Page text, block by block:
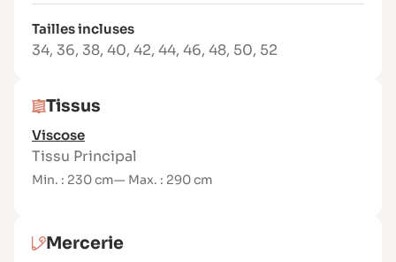
Points techniques abordés :
Réalisation de plis sur le buste
Couture précise d’une pointe sous le
Confection d’une fente
Contenu du patron
Planche patron en taille réelle
Tissus recommandés
Tailles incluses
34, 36, 38, 40, 42, 44, 46, 48, 50, 52
Tissus
Viscose
Tissu Principal
Min. : 230 cm— Max. : 290 cm
Mercerie